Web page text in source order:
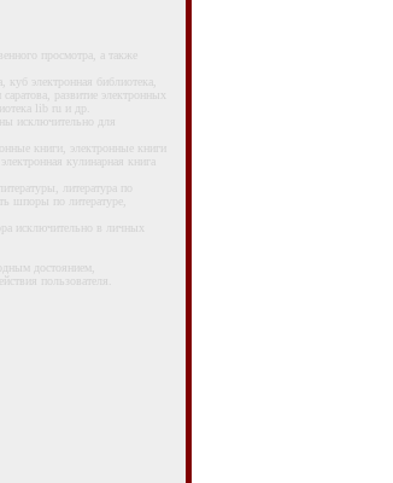
просмотра, а также
электронная библиотека,
развитие электронных
lib ru и др.
исключительно для
книги, электронные книги
кулинарная книга
литература по
шпоры по литературе,
исключительно в личных
достоянием,
пользователя.